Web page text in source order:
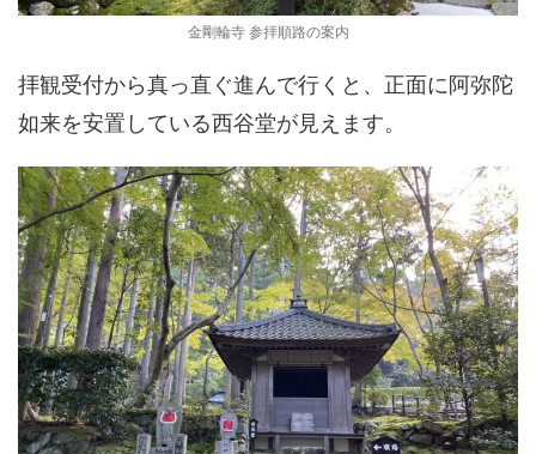
金剛輪寺 参拝順路の案内
拝観受付から真っ直ぐ進んで行くと、正面に阿弥陀
如来を安置している西谷堂が見えます。